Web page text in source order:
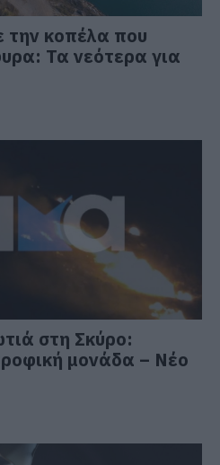
την κοπέλα που
Τα νεότερα για
στη Σκύρο:
μονάδα – Νέο